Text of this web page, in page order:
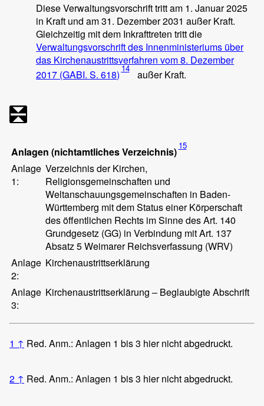
Diese Verwaltungsvorschrift tritt am 1. Januar 2025
in Kraft und am 31. Dezember 2031 außer Kraft.
Gleichzeitig mit dem Inkrafttreten tritt die
Verwaltungsvorschrift des Innenministeriums über
das Kirchenaustrittsverfahren vom 8. Dezember
2017 (GABI. S. 618)14 außer Kraft.
Anlagen (nichtamtliches Verzeichnis) 15
Anlage
1:
Verzeichnis der Kirchen,
Religionsgemeinschaften und
Weltanschauungsgemeinschaften in Baden-
Württemberg mit dem Status einer Körperschaft
des öffentlichen Rechts im Sinne des Art. 140
Grundgesetz (GG) in Verbindung mit Art. 137
Absatz 5 Weimarer Reichsverfassung (WRV)
Anlage
2:
Kirchenaustrittserklärung
Anlage
3:
Kirchenaustrittserklärung – Beglaubigte Abschrift
1 ↑ Red. Anm.: Anlagen 1 bis 3 hier nicht abgedruckt.
2 ↑ Red. Anm.: Anlagen 1 bis 3 hier nicht abgedruckt.